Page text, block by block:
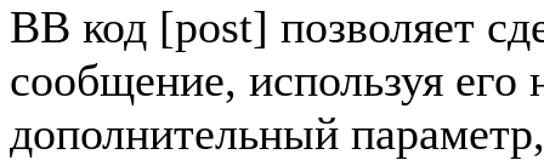
BB код [post] позволяет
сообщение, используя
дополнительный